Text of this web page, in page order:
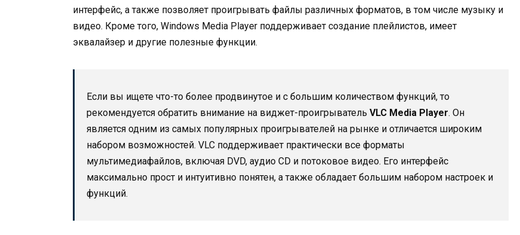
интерфейс, а также позволяет проигрывать файлы различных форматов, в том числе музыку и
видео. Кроме того, Windows Media Player поддерживает создание плейлистов, имеет
эквалайзер и другие полезные функции.
Если вы ищете что-то более продвинутое и с большим количеством функций, то
рекомендуется обратить внимание на виджет-проигрыватель VLC Media Player. Он
является одним из самых популярных проигрывателей на рынке и отличается широким
набором возможностей. VLC поддерживает практически все форматы
мультимедиафайлов, включая DVD, аудио CD и потоковое видео. Его интерфейс
максимально прост и интуитивно понятен, а также обладает большим набором настроек и
функций.